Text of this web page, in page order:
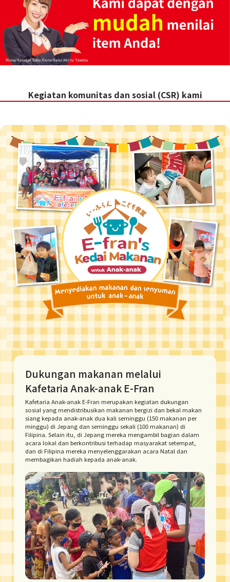
Kegiatan komunitas dan sosial (CSR) kami
Dukungan makanan melalui
Kafetaria Anak-anak E-Fran
Kafetaria Anak-anak E-Fran merupakan kegiatan dukungan
sosial yang mendistribusikan makanan bergizi dan bekal makan
siang kepada anak-anak dua kali seminggu (150 makanan per
minggu) di Jepang dan seminggu sekali (100 makanan) di
Filipina. Selain itu, di Jepang mereka mengambil bagian dalam
acara lokal dan berkontribusi terhadap masyarakat setempat,
dan di Filipina mereka menyelenggarakan acara Natal dan
membagikan hadiah kepada anak-anak.